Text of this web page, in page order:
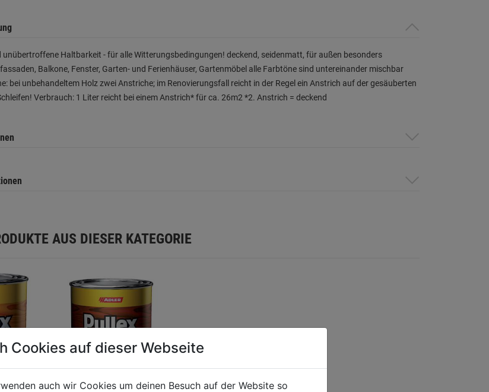
unübertroffene Haltbarkeit - für alle Witterungsbedingungen! deckend, seidenmatt, für außen besonders
Balkone, Fenster, Garten- und Ferienhäuser, Gartenmöbel alle Farbtöne sind untereinander mischbar
bei unbehandeltem Holz zwei Anstriche; im Renovierungsfall reicht in der Regel ein Anstrich auf der gesäuberten
Verbrauch: 1 Liter reicht bei einem Anstrich* für ca. 26m2 *2. Anstrich = deckend
AUS DIESER KATEGORIE
Cookies auf dieser Webseite
auch wir Cookies um deinen Besuch auf der Website so